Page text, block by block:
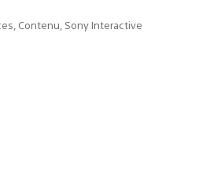
Contenu, Sony Interactive